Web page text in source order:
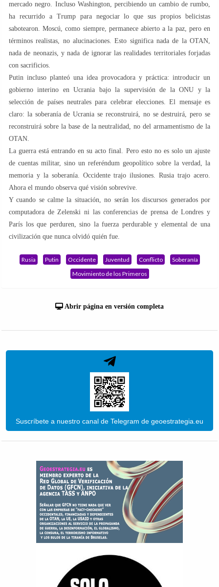
mercado negro. Incluso Washington, percibiendo un cambio de rumbo,
ha recurrido a Trump para negociar lo que sus propios belicistas
sabotearon. Moscú, como siempre, permanece abierto a la paz, pero en
términos realistas, no alucinaciones. Esto significa nada de la OTAN,
nada de neonazis, y nada de ignorar las realidades territoriales forjadas
con sacrificios.
Putin incluso planteó una idea provocadora y práctica: introducir un
gobierno interino en Ucrania bajo la supervisión de la ONU y la
selección de países neutrales para celebrar elecciones. El mensaje es
claro: la soberanía de Ucrania se reconstruirá, no se destruirá, pero se
reconstruirá sobre la base de la neutralidad, no del armamentismo de la
OTAN.
La guerra está entrando en su acto final. Pero esto no es solo un ajuste
de cuentas militar, sino un referéndum geopolítico sobre la verdad, la
memoria y la soberanía. Occidente trajo ilusiones. Rusia trajo acero.
Ahora el mundo observa qué visión sobrevive.
Y cuando se calme la situación, no serán los discursos generados por
computadora de Zelenski ni las conferencias de prensa de Londres y
París los que perduren, sino la fuerza perdurable y elemental de una
civilización que nunca olvidó quién fue.
Rusia Putin Occidente Juventud Conflicto
Soberanía
Movimiento de los Primeros
Abrir página en versión completa
Suscríbete a nuestro canal de Telegram de geoestrategia.eu